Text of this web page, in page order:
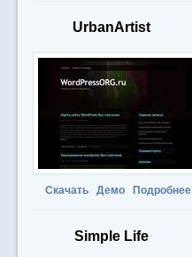
UrbanArtist
Скачать Демо Подробнее
Simple Life